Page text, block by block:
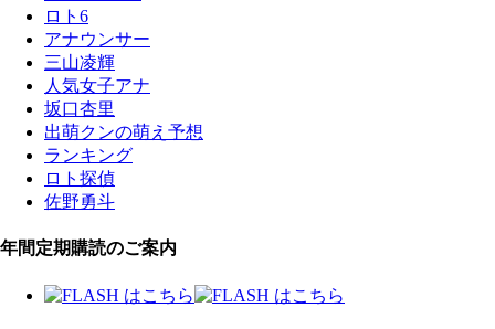
ロト6
アナウンサー
三山凌輝
人気女子アナ
坂口杏里
出萌クンの萌え予想
ランキング
ロト探偵
佐野勇斗
年間定期購読のご案内